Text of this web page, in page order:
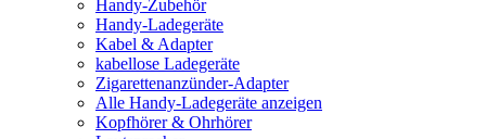
Handy-Zubehör
Handy-Ladegeräte
Kabel & Adapter
kabellose Ladegeräte
Zigarettenanzünder-Adapter
Alle Handy-Ladegeräte anzeigen
Kopfhörer & Ohrhörer